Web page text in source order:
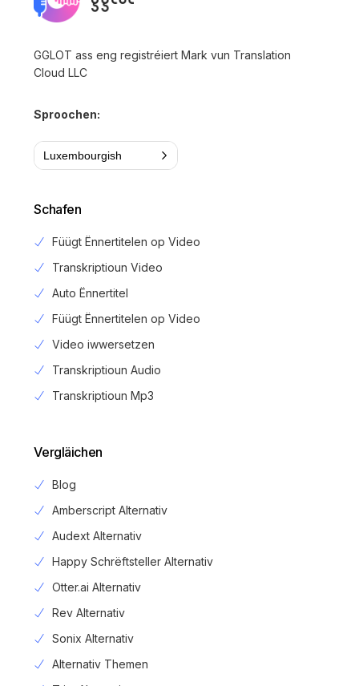
GGLOT ass eng registréiert Mark vun Translation
Cloud LLC
Sproochen:
Luxembourgish
Schafen
Füügt Ënnertitelen op Video
Transkriptioun Video
Auto Ënnertitel
Füügt Ënnertitelen op Video
Video iwwersetzen
Transkriptioun Audio
Transkriptioun Mp3
Vergläichen
Blog
Amberscript Alternativ
Audext Alternativ
Happy Schrëftsteller Alternativ
Otter.ai Alternativ
Rev Alternativ
Sonix Alternativ
Alternativ Themen